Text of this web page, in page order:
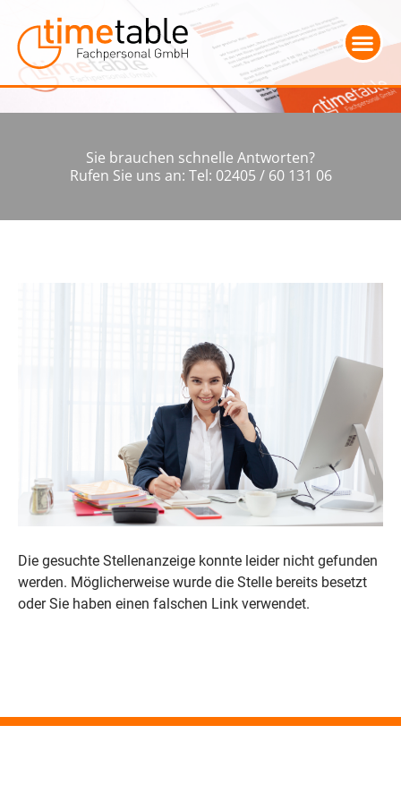
Sie brauchen schnelle Antworten?
Rufen Sie uns an: Tel: 02405 / 60 131 06
Die gesuchte Stellenanzeige konnte leider nicht gefunden
werden. Möglicherweise wurde die Stelle bereits besetzt
oder Sie haben einen falschen Link verwendet.